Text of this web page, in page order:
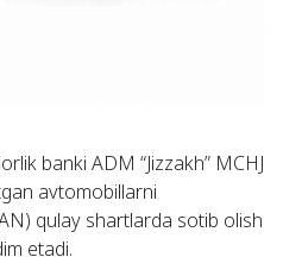
banki ADM “Jizzakh” MCHJ
avtomobillarni
qulay shartlarda sotib olish
etadi.